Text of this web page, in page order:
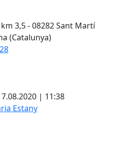
3,5 - 08282 Sant Martí
(Catalunya)
| 11:38
Estany